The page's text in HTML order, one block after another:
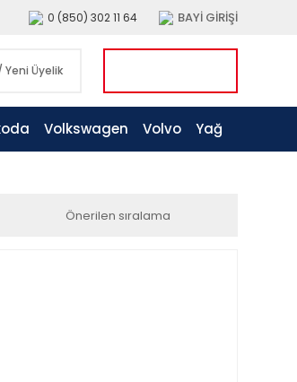
0 (850) 302 11 64 BAYİ GİRİŞİ
Yeni Üyelik
Volkswagen Volvo Yağ